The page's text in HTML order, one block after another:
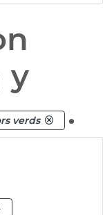
y
verds .